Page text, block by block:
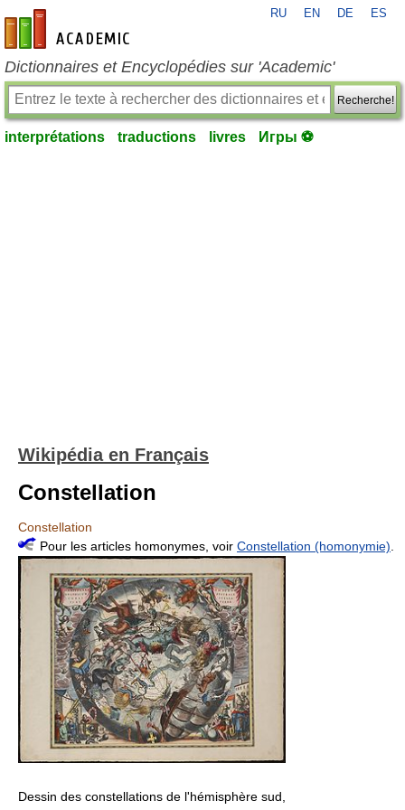
fr-academic.com
RU EN DE ES
Dictionnaires et Encyclopédies sur 'Academic'
Recherche!
interprétations traductions livres Игры ⚽
Wikipédia en Français
Constellation
Constellation
Pour les articles homonymes, voir Constellation (homonymie)
Dessin des constellations de l'hémisphère sud,